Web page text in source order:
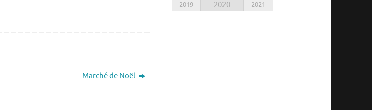
Marché de Noël
2019 2020 2021